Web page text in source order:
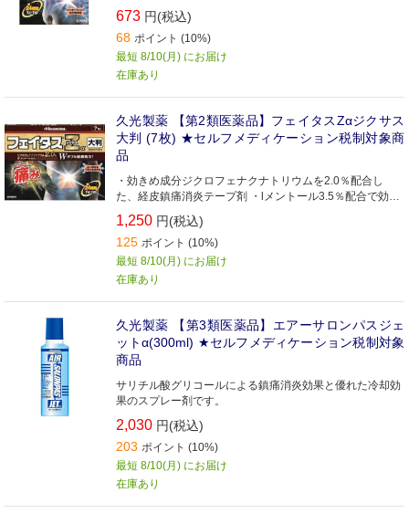
感がアップしました ・肩や首・腰・関節・筋肉などのつら
い痛みに優れた効きめをあらわします ・微香性なので、就
寝時や人前でも気になりません ・全方向伸縮で、肌にピッ
タリフィットします ・保存に便利なチャック付きです
673 円(税込)
68 ポイント (10%)
最短 8/10(月) にお届け
在庫あり
久光製薬 【第2類医薬品】フェイタスZαジクサス
大判 (7枚) ★セルフメディケーション税制対象商
品
・効きめ成分ジクロフェナクナトリウムを2.0％配合し
た、経皮鎮痛消炎テープ剤 ・lメントール3.5％配合で効果
感がアップしました ・肩や首・腰・関節・筋肉などのつら
い痛みに優れた効きめをあらわします ・微香性なので、就
寝時や人前でも気になりません ・全方向伸縮で肌にピッタ
リフィットします ・腰などの広い部位を一枚でおおえる、
大判サイズ ・保存に便利なチャック付きです
1,250 円(税込)
125 ポイント (10%)
最短 8/10(月) にお届け
在庫あり
久光製薬 【第3類医薬品】エアーサロンパスジェ
ットα(300ml) ★セルフメディケーション税制対象
商品
サリチル酸グリコールによる鎮痛消炎効果と優れた冷却効
果のスプレー剤です。
2,030 円(税込)
203 ポイント (10%)
最短 8/10(月) にお届け
在庫あり